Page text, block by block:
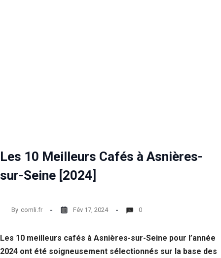
Les 10 Meilleurs Cafés à Asnières-
sur-Seine [2024]
By comli.fr Fév 17, 2024 0
Les 10 meilleurs cafés à Asnières-sur-Seine pour l’année
2024 ont été soigneusement sélectionnés sur la base des